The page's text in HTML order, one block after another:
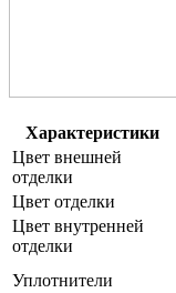
Характеристики
Цвет внешней
отделки
Цвет отделки
Цвет внутренней
отделки
Уплотнители